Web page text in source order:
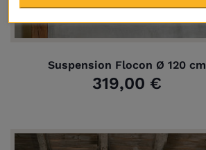
Suspension Flocon Ø 120 cm
319,00 €